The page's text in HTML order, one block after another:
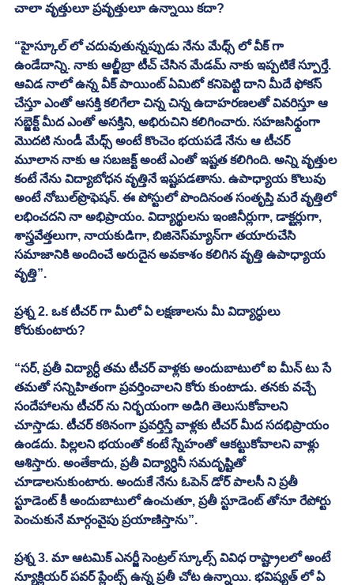
చాలా వృత్తులూ ప్రవృత్తులూ ఉన్నాయి కదా?
“హైస్కూల్ లో చదువుతున్నప్పుడు నేను మేధ్స్ లో వీక్ గా
ఉండేదాన్ని. నాకు ఆల్జీబ్రా టీచ్ చేసిన మేడమ్ నాకు ఇప్పటికే స్పూర్తే.
ఆవిడ నాలో ఉన్న వీక్ పాయింట్ ఏమిటో కనిపెట్టి దాని మీదే ఫోకస్
చేస్తూ ఎంతో ఆసక్తి కలిగేలా చిన్న చిన్న ఉదాహరణలతో వివరిస్తూ ఆ
సబ్జెక్ట్ మీద ఎంతో అసక్తిని, అభిరుచిని కలిగించారు. సహజసిధ్దంగా
మొదటి నుండీ మేధ్స్ అంటే కొంచెం భయపడే నేను ఆ టీచర్
మూలాన నాకు ఆ సబజక్ట్ అంటే ఎంతో ఇష్టత కలిగింది. అన్ని వృత్తుల
కంటే నేను విద్యాబోధన వృత్తినే ఇష్టపడతాను. ఉపాధ్యాయ కొలువు
అంటే నోబుల్‌ప్రొఫెషన్‌. ఈ పోస్టులో పొందినంత సంతృప్తి మరే వృత్తిలో
లభించదని నా అభిప్రాయం. విద్యార్థులను ఇంజినీర్లుగా, డాక్టర్లుగా,
శాస్త్రవేత్తలుగా, నాయకుడిగా, బిజినెస్‌మ్యాన్‌గా తయారుచేసి
సమాజానికి అందించే అరుదైన అవకాశం కలిగిన వృత్తి ఉపాధ్యాయ
వృత్తి”.
ప్రశ్న 2. ఒక టీచర్ గా మీలో ఏ లక్షణాలను మీ విద్యార్ధులు
కోరుకుంటారు?
“సర్, ప్రతీ విద్యార్ధీ తమ టీచర్ వాళ్లకు అందుబాటులో ఐ మీన్ టు సే
తమతో సన్నిహితంగా ప్రవర్తించాలని కోరు కుంటాడు. తనకు వచ్చే
సందేహాలను టీచర్ ను నిర్భయంగా అడిగి తెలుసుకోవాలని
చూస్తాడు. టీచర్ కఠినంగా ప్రవర్తిస్తే వాళ్లకు టీచర్ మీద సదభిప్రాయం
ఉండదు. పిల్లలని భయంతో కంటే స్నేహంతో ఆకట్టుకోవాలని వాళ్లు
ఆశిస్తారు. అంతేకాదు, ప్రతీ విద్యార్ధినీ సమదృష్టితో
చూడాలనుకుంటారు. అందుకే నేను ఓపెన్ డోర్ పాలసీ ని ప్రతీ
స్టూడెంట్ కీ అందుబాటులో ఉంచుతూ, ప్రతీ స్టూడెంట్ తోనూ రేపోర్టు
పెంచుకునే మార్గంవైపు ప్రయాణిస్తాను”.
ప్రశ్న 3. మా ఆటమిక్ ఎనర్జీ సెంట్రల్ స్కూల్స్ వివిధ రాష్ట్రాలలో అంటే
న్యూక్లియర్ పవర్ ప్లేంట్స్ ఉన్న ప్రతీ చోట ఉన్నాయి. భవిష్యత్ లో ఏ